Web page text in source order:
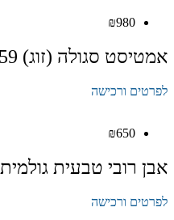
₪980
אמטיסט סגולה (זוג) 9.59 קראט
לפרטים ורכישה
₪650
אבן רובי טבעית גולמית 3.02 קראט
לפרטים ורכישה